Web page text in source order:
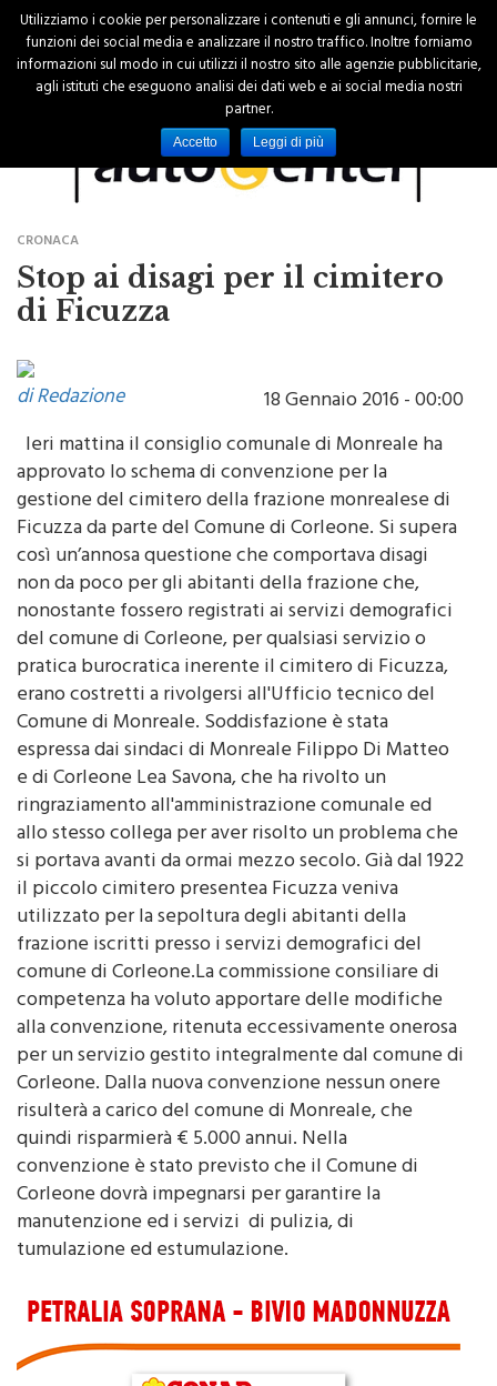
CRONACA
Stop ai disagi per il cimitero
di Redazione
18 Gennaio 2016 - 00:00
Ieri mattina il consiglio comunale di Monreale ha
approvato lo schema di convenzione per la
gestione del cimitero della frazione monrealese di
Ficuzza da parte del Comune di Corleone. Si supera
così un’annosa questione che comportava disagi
non da poco per gli abitanti della frazione che,
nonostante fossero registrati ai servizi demografici
del comune di Corleone, per qualsiasi servizio o
pratica burocratica inerente il cimitero di Ficuzza,
erano costretti a rivolgersi all'Ufficio tecnico del
Comune di Monreale. Soddisfazione è stata
espressa dai sindaci di Monreale Filippo Di Matteo
e di Corleone Lea Savona, che ha rivolto un
ringraziamento all'amministrazione comunale ed
allo stesso collega per aver risolto un problema che
si portava avanti da ormai mezzo secolo. Già dal 1922
il piccolo cimitero presentea Ficuzza veniva
utilizzato per la sepoltura degli abitanti della
frazione iscritti presso i servizi demografici del
comune di Corleone.La commissione consiliare di
competenza ha voluto apportare delle modifiche
alla convenzione, ritenuta eccessivamente onerosa
per un servizio gestito integralmente dal comune di
Corleone. Dalla nuova convenzione nessun onere
risulterà a carico del comune di Monreale, che
quindi risparmierà € 5.000 annui. Nella
convenzione è stato previsto che il Comune di
Corleone dovrà impegnarsi per garantire la
manutenzione ed i servizi di pulizia, di
Utilizziamo i cookie per personalizzare i contenuti e gli annunci, fornire le
funzioni dei social media e analizzare il nostro traffico. Inoltre forniamo
informazioni sul modo in cui utilizzi il nostro sito alle agenzie pubblicitarie,
agli istituti che eseguono analisi dei dati web e ai social media nostri
partner.
Accetto Leggi di più